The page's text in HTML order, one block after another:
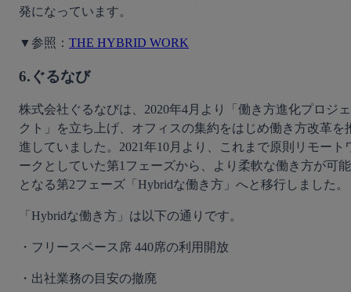
発になっています。
▼参照： THE HYBRID WORK
6.ぐるなび
株式会社ぐるなびは、2020年4月より「働き方進化プロジェ
クト」を立ち上げ、オフィスの集約をはじめ働き方改革を
進していました。2021年10月より、これまで原則リモート
ークとしていた第1フェーズから、より柔軟な働き方が可能
となる第2フェーズ「Hybridな働き方」へと移行しました。
「Hybridな働き方」は以下の通りです。
・フリースペース席 440席の利用開放
・出社業務の目安の撤廃